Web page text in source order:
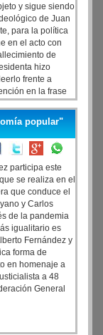
y sigue siendo
de Juan
para la política
en el acto con
de
hizo
frente a
en la frase
con palabras
a la gente con
popular"
participa este
se realiza en el
que conduce el
y Carlos
de la pandemia
igualitario es
Fernández y
forma de
en homenaje a
a 48
General